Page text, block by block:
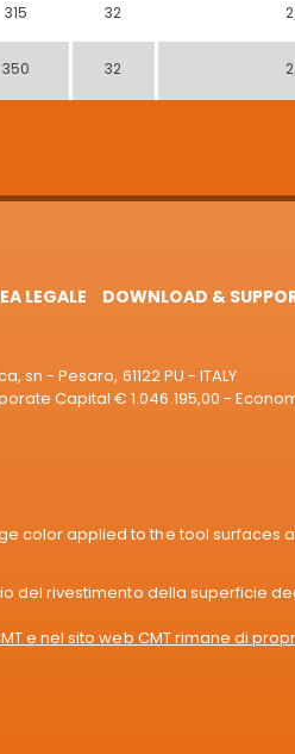
315 32
350 32
LEGALE DOWNLOAD &
sn - Pesaro, 61122 PU - ITALY
Capital € 1.046.195,00 -
color applied to the tool surfaces
del rivestimento della superficie
e nel sito web CMT rimane di